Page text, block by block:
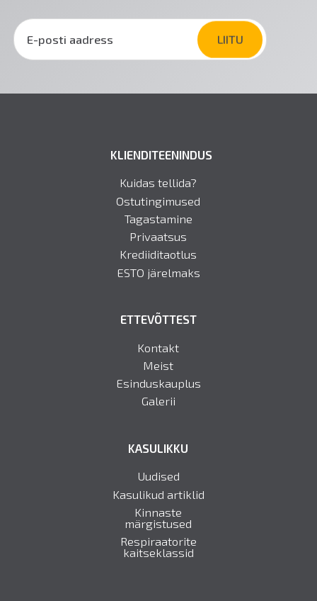
KLIENDITEENINDUS
Kuidas tellida?
Ostutingimused
Tagastamine
Privaatsus
Krediiditaotlus
ESTO järelmaks
ETTEVÕTTEST
Kontakt
Meist
Esinduskauplus
Galerii
KASULIKKU
Uudised
Kasulikud artiklid
Kinnaste
märgistused
Respiraatorite
kaitseklassid